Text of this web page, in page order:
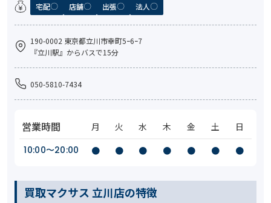
宅配 店舗 出張 法人
190-0002 東京都立川市幸町5ｰ6ｰ7
『立川駅』からバスで15分
050-5810-7434
営業時間 月 火 水 木 金 土
日
10:00〜20:00
● ● ● ● ● ● ●
買取マクサス 立川店の特徴